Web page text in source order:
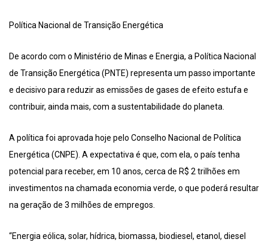
Política Nacional de Transição Energética
De acordo com o Ministério de Minas e Energia, a Política Nacional
de Transição Energética (PNTE) representa um passo importante
e decisivo para reduzir as emissões de gases de efeito estufa e
contribuir, ainda mais, com a sustentabilidade do planeta.
A política foi aprovada hoje pelo Conselho Nacional de Política
Energética (CNPE). A expectativa é que, com ela, o país tenha
potencial para receber, em 10 anos, cerca de R$ 2 trilhões em
investimentos na chamada economia verde, o que poderá resultar
na geração de 3 milhões de empregos.
“Energia eólica, solar, hídrica, biomassa, biodiesel, etanol, diesel